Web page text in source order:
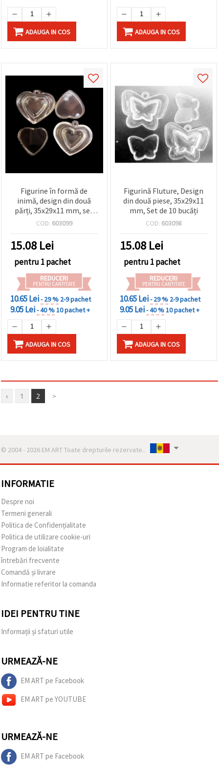
ADAUGA IN COS ADAUGA IN COS
Figurine în formă de
inimă, design din două
părți, 35x29x11 mm, set
de 10 bucăți, pentru DIY &
COD: 603099
15.08 Lei
pentru 1 pachet
REDUCERI
PENTRU CANTITATE
10.65 Lei- 29 % 2-9 pachet
9.05 Lei- 40 %10 pachet +
ADAUGA IN COS
Figurină Fluture, Design
din două piese, 35x29x11
mm, Set de 10 bucăți
COD: 603098
15.08 Lei
pentru 1 pachet
REDUCERI
PENTRU CANTITATE
10.65 Lei- 29 % 2-9 pachet
9.05 Lei- 40 %10 pachet +
ADAUGA IN COS
‹ 1 2 >
© 2004 - 2026 EM ART Toate drepturile rezervate..
INFORMATIE
Despre noi
Termeni generali
Politica de Confidențialitate
Politica de utilizare cookie-uri
Program de loialitate
întrebări frecvente
Comandă și livrare
Informatie referitor la comanda
IDEI PENTRU TINE
Informații și sfaturi utile
URMEAZĂ-NE
EM ART pe Facebook
EM ART pe YOUTUBE
URMEAZĂ-NE
EM ART pe Facebook